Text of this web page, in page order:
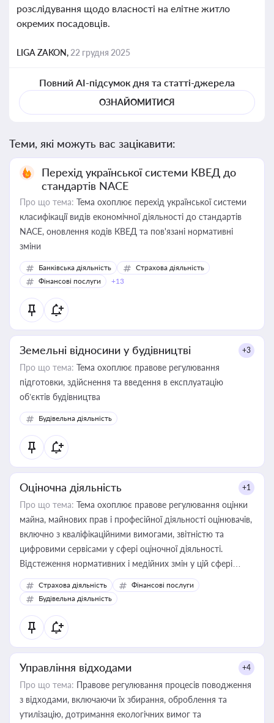
розслідування щодо власності на елітне житло
окремих посадовців.
LIGA ZAKON, 22 грудня 2025
Повний AI-підсумок дня та статті-джерела
ОЗНАЙОМИТИСЯ
Теми, які можуть вас зацікавити:
Перехід української системи КВЕД до
стандартів NACE
Про що тема: Тема охоплює перехід української системи
класифікації видів економічної діяльності до стандартів
NACE, оновлення кодів КВЕД та пов'язані нормативні
зміни
Банківська діяльність
Страхова діяльність
Фінансові послуги
+13
Земельні відносини у будівництві +3
Про що тема: Тема охоплює правове регулювання
підготовки, здійснення та введення в експлуатацію
об’єктів будівництва
Будівельна діяльність
Оціночна діяльність +1
Про що тема: Тема охоплює правове регулювання оцінки
майна, майнових прав і професійної діяльності оцінювачів,
включно з кваліфікаційними вимогами, звітністю та
цифровими сервісами у сфері оціночної діяльності.
Відстеження нормативних і медійних змін у цій сфері
корисне для власника бізнесу, керівника, юриста або
бухгалтера під час оподаткування, приватизації, оренди
державного майна, корпоративних угод і перевірки
статусу суб'єктів оціночної діяльності
Страхова діяльність
Фінансові послуги
Будівельна діяльність
Управління відходами +4
Про що тема: Правове регулювання процесів поводження
з відходами, включаючи їх збирання, оброблення та
утилізацію, дотримання екологічних вимог та